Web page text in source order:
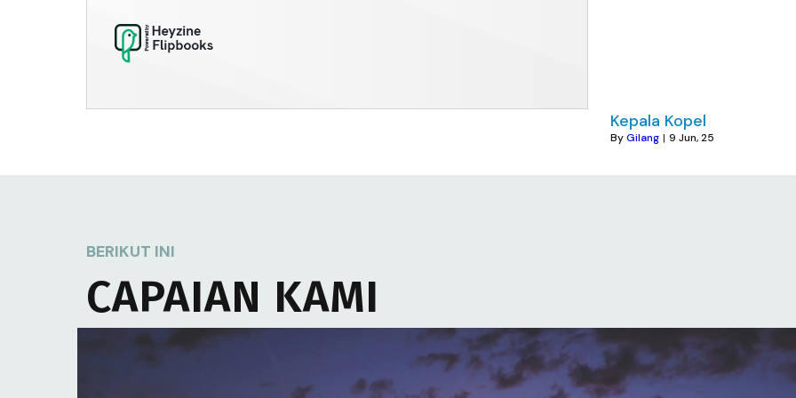
Kepala Kopel
ByGilang | 9 Jun, 25
BERIKUT INI
CAPAIAN KAMI